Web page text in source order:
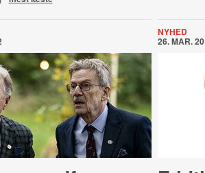
NYHED
26. MAR.